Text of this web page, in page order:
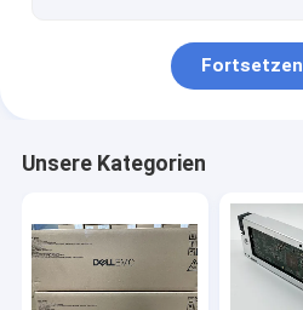
Fortsetzen
Unsere Kategorien